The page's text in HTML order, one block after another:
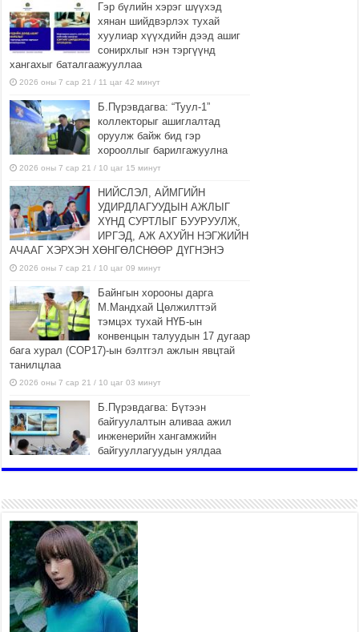
Гэр бүлийн хэрэг шүүхэд
хянан шийдвэрлэх тухай
хуулиар хүүхдийн дээд ашиг
сонирхлыг нэн тэргүүнд
хангахыг баталгаажууллаа
2026 оны 7 сар 21 / 11 цаг 42 минут
Б.Пүрэвдагва: “Туул-1”
коллекторыг ашиглалтад
оруулж байж бид гэр
хорооллыг барилгажуулна
2026 оны 7 сар 21 / 10 цаг 15 минут
НИЙСЛЭЛ, АЙМГИЙН
УДИРДЛАГУУДЫН АЖЛЫГ
ХҮНД СУРТЛЫГ БУУРУУЛЖ,
ИРГЭД, АЖ АХУЙН НЭГЖИЙН
АЧААГ ХЭРХЭН ХӨНГӨЛСНӨӨР ДҮГНЭНЭ
2026 оны 7 сар 21 / 10 цаг 09 минут
Байнгын хорооны дарга
М.Мандхай Цөлжилттэй
тэмцэх тухай НҮБ-ын
конвенцын талуудын 17 дугаар
бага хурал (СОР17)-ын бэлтгэл ажлын явцтай
танилцлаа
2026 оны 7 сар 21 / 10 цаг 03 минут
Б.Пүрэвдагва: Бүтээн
байгуулалтын аливаа ажил
инженерийн хангамжийн
байгууллагуудын уялдаа
холбоогүйгээс саатах ёсгүй
“Сэлбэ 20 минутын хот”
төслийн анхны 12 давхар
барилгын үндсэн карказ,
цутгалтын ажил дууслаа
2026 оны 7 сар 20 / 17 цаг 17 минут
Мопед, скүүтер, тэдгээртэй адилтгах үзүүлэлт
бүхий тээврийн хэрэгсэлтэй холбоотой
нийслэлийн засаг дарга захирамж гаргалаа